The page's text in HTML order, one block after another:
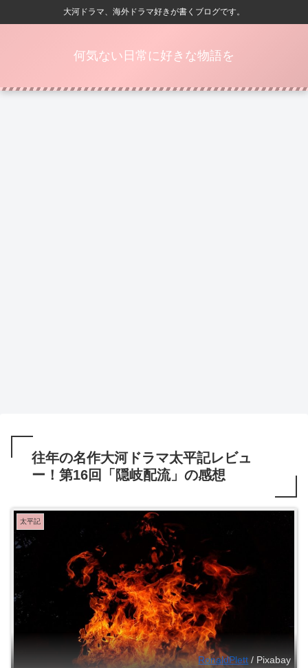
大河ドラマ、海外ドラマ好きが書くブログです。
何気ない日常に好きな物語を
往年の名作大河ドラマ太平記レビュ
ー！第16回「隠岐配流」の感想
太平記
RonaldPlett / Pixabay